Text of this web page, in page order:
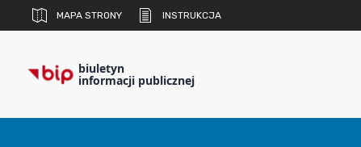
MAPA STRONY INSTRUKCJA
biuletyn
informacji publicznej